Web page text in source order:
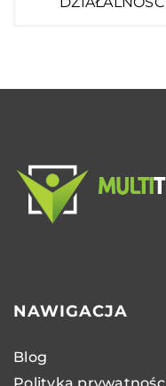
NAWIGACJA
Blog
Polityka